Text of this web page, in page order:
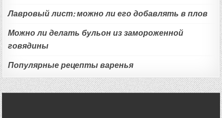
Лавровый лист: можно ли его добавлять в плов
Можно ли делать бульон из замороженной
говядины
Популярные рецепты варенья